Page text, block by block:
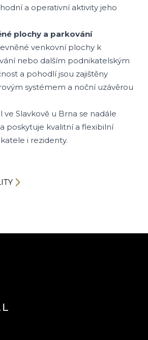
a operativní aktivity jeho
plochy a parkování
venkovní plochy k
nebo dalším podnikatelským
a pohodlí jsou zajištěny
systémem a noční uzávěrou
Slavkově u Brna se nadále
poskytuje kvalitní a flexibilní
i rezidenty.